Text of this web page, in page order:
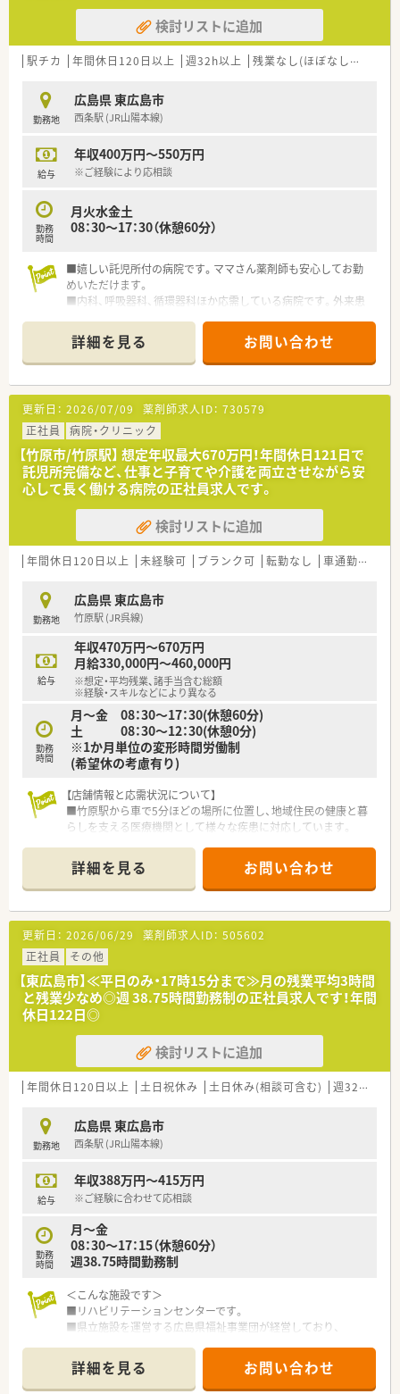
検討リストに追加
駅チカ 年間休日120日以上 週32h以上 残業なし(ほぼなし含む)
勤務地
広島県 東広島市
西条駅 (JR山陽本線)
給与
年収400万円～550万円
※ご経験により応相談
勤務
時間
月火水金土
08：30～17：30（休憩60分）
■嬉しい託児所付の病院です。ママさん薬剤師も安心してお勤
めいただけます。
■内科、呼吸器科、循環器科ほか応需している病院です。外来患
■残業は月平均4時間！
■託児所完備しております。働くママさん薬剤師も安心してご
勤務頂けます。
■65歳までの再雇用制度もございますので、長く勤めていきた
い方にもオススメです。
■病院経験のある方歓迎致します。
■これからの病院を支えていけるようなフレッシュな方、ぜひお
問い合わせください。
詳細を見る お問い合わせ
更新日： 2026/07/09 薬剤師求人ID： 730579
正社員
病院・クリニック
【竹原市/竹原駅】 想定年収最大670万円！年間休日121日で
託児所完備など、仕事と子育てや介護を両立させながら安
心して長く働ける病院の正社員求人です。
検討リストに追加
年間休日120日以上 未経験可 ブランク可 転勤なし 車通勤可
勤務地
広島県 東広島市
竹原駅 (JR呉線)
給与
年収470万円～670万円
月給330,000円～460,000円
※想定・平均残業、諸手当含む総額
※経験・スキルなどにより異なる
勤務
時間
月～金 08：30～17：30(休憩60分)
土 08：30～12：30(休憩0分)
※1か月単位の変形時間労働制
(希望休の考慮有り)
【店舗情報と応需状況について】
■竹原駅から車で5分ほどの場所に位置し、地域住民の健康と暮
らしを支える医療機関として様々な疾患に対応しています。
どについては、お問い合わせいただいた際にご説明いたします。
■地域の患者様やご家族に寄り添い、安全で質の高い医療を提供
するため、日々多職種が連携して業務にあたっています。
【募集背景と求める人物像について】
■今回は長年勤務されたスタッフの定年退職に伴う欠員補充の
ため、新たにチームを支えていただける薬剤師を募集していま
す。
■62歳以下の方を幅広く受け入れており、地域医療に貢献した
いという前向きな意欲と協調性をお持ちの方を歓迎いたしま
す。
■病院での勤務経験がない未経験の方や、しばらく現場から離れ
ていてブランクがある方からのご応募も積極的にお待ちしてい
ます。
■入院患者様および外来患者様に対する正確な調剤業務や監査、
そして分かりやすくて丁寧な服薬指導などをご担当いただきま
す。
よう日々の服薬状況をしっかりと把握し、適切な薬歴管理を行い
ます。
的な視点からチーム医療の一員として積極的に貢献していただ
きます。
■託児所が完備されているなど子育てへの理解が深く、スタッフ
同士が助け合いながら和やかな雰囲気の中で業務に取り組んで
います。
ることなく、安全かつ快適に自分のペースで職場まで通うことが
可能です。
■年間休日が多くシフトの希望も通りやすいため、スタッフ一同
詳細を見る お問い合わせ
更新日： 2026/06/29 薬剤師求人ID： 505602
正社員
その他
【東広島市】≪平日のみ・17時15分まで≫月の残業平均3時間
と残業少なめ◎週 38.75時間勤務制の正社員求人です！年間
休日122日◎
検討リストに追加
年間休日120日以上 土日祝休み 土日休み(相談可含む) 週32h以上
勤務地
広島県 東広島市
西条駅 (JR山陽本線)
給与
年収388万円～415万円
※ご経験に合わせて応相談
勤務
時間
月～金
08：30～17：15（休憩60分）
週38.75時間勤務制
＜こんな施設です＞
■リハビリテーションセンターです。
■県立施設を運営する広島県福祉事業団が経営しており、
「魅力ある福祉・介護の職場宣言ひろしま制度」の
プラチナ認証法人を取得しています。
詳細を見る お問い合わせ